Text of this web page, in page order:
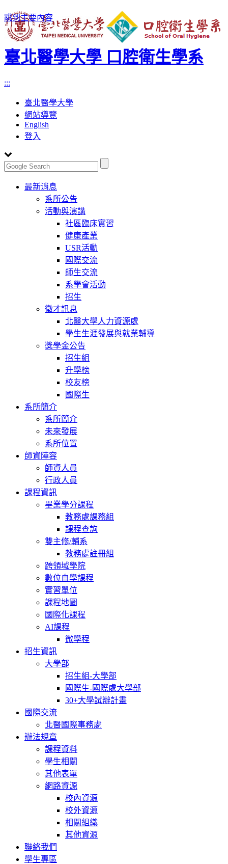
跳到主要內容
臺北醫學大學 口腔衛生學系
:::
臺北醫學大學
網站導覽
English
登入
Toggle
navigation
最新消息
系所公告
活動與演講
社區臨床實習
健康產業
USR活動
國際交流
師生交流
系學會活動
招生
徵才訊息
北醫大學人力資源處
學生生涯發展與就業輔導
獎學金公告
招生組
升學榜
校友榜
國際生
系所簡介
系所簡介
未來發展
系所位置
師資陣容
師資人員
行政人員
課程資訊
畢業學分課程
教務處課務組
課程查詢
雙主修/輔系
教務處註冊組
跨領域學院
數位自學課程
實習單位
課程地圖
國際化課程
AI課程
微學程
招生資訊
大學部
招生組-大學部
國際生-國際處大學部
30+大學試辦計畫
國際交流
北醫國際事務處
辦法規章
課程資料
學生相關
其他表單
網路資源
校內資源
校外資源
相關組織
其他資源
聯絡我們
學生專區